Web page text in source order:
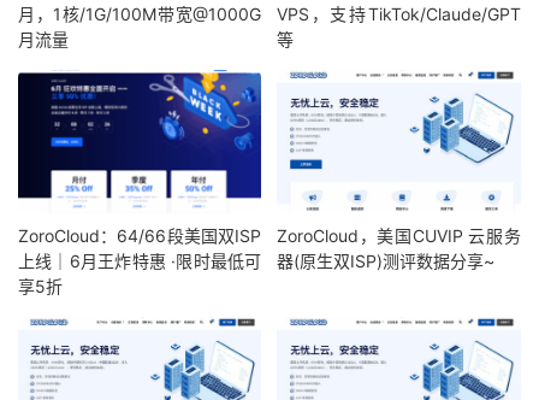
月，1核/1G/100M带宽@1000G
月流量
VPS，支持TikTok/Claude/GPT
等
ZoroCloud：64/66段美国双ISP
上线｜6月王炸特惠 ·限时最低可
享5折
ZoroCloud，美国CUVIP 云服务
器(原生双ISP)测评数据分享~